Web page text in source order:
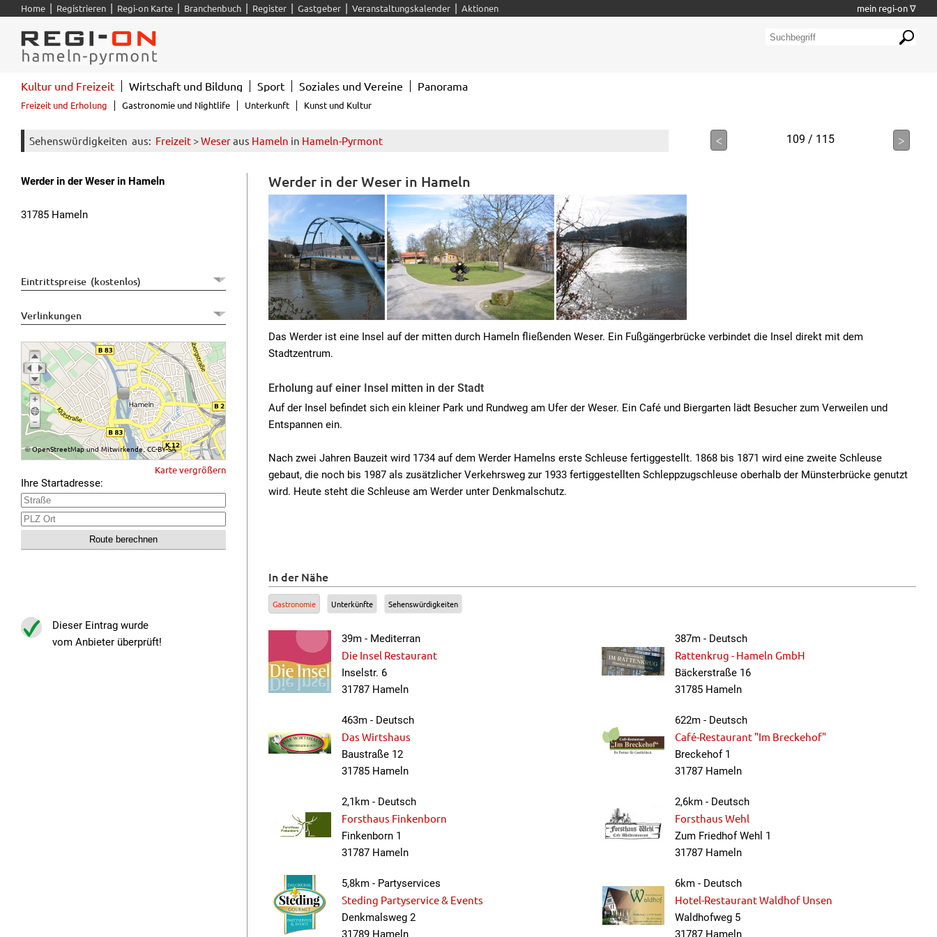
Sehenswürdigkeiten aus: Freizeit >Weseraus Hameln in Hameln-Pyrmont < 109 / 115 >
Werder in der Weser in Hameln
31785 Hameln
Eintrittspreise (kostenlos)
Verlinkungen
©OpenStreetMapundMitwirkende,CC-BY-SA
Karte vergrößern
Ihre Startadresse:
Dieser Eintrag wurde
vom Anbieter überprüft!
Werder in der Weser in Hameln
Das Werder ist eine Insel auf der mitten durch Hameln fließenden Weser. Ein Fußgängerbrücke verbindet die Insel direkt mit dem
Stadtzentrum.
Erholung auf einer Insel mitten in der Stadt
Auf der Insel befindet sich ein kleiner Park und Rundweg am Ufer der Weser. Ein Café und Biergarten lädt Besucher zum Verweilen und
Entspannen ein.
Nach zwei Jahren Bauzeit wird 1734 auf dem Werder Hamelns erste Schleuse fertiggestellt. 1868 bis 1871 wird eine zweite Schleuse
gebaut, die noch bis 1987 als zusätzlicher Verkehrsweg zur 1933 fertiggestellten Schleppzugschleuse oberhalb der Münsterbrücke genutzt
wird. Heute steht die Schleuse am Werder unter Denkmalschutz.
In der Nähe
Gastronomie Unterkünfte Sehenswürdigkeiten
39m - Mediterran
Die Insel Restaurant
Inselstr. 6
31787 Hameln
387m - Deutsch
Rattenkrug - Hameln GmbH
Bäckerstraße 16
31785 Hameln
463m - Deutsch
Das Wirtshaus
Baustraße 12
31785 Hameln
622m - Deutsch
Café-Restaurant "Im Breckehof"
Breckehof 1
31787 Hameln
2,1km - Deutsch
Forsthaus Finkenborn
Finkenborn 1
31787 Hameln
2,6km - Deutsch
Forsthaus Wehl
Zum Friedhof Wehl 1
31787 Hameln
5,8km - Partyservices
Steding Partyservice & Events
Denkmalsweg 2
31789 Hameln
6km - Deutsch
Hotel-Restaurant Waldhof Unsen
Waldhofweg 5
31787 Hameln
Home | Registrieren | Regi-on Karte | Branchenbuch | Register | Gastgeber | Veranstaltungskalender | Aktionen mein regi-on ∇
Kultur und Freizeit
Freizeit und Erholung Gastronomie und Nightlife Unterkunft Kunst und Kultur
Wirtschaft und Bildung Sport Soziales und Vereine Panorama